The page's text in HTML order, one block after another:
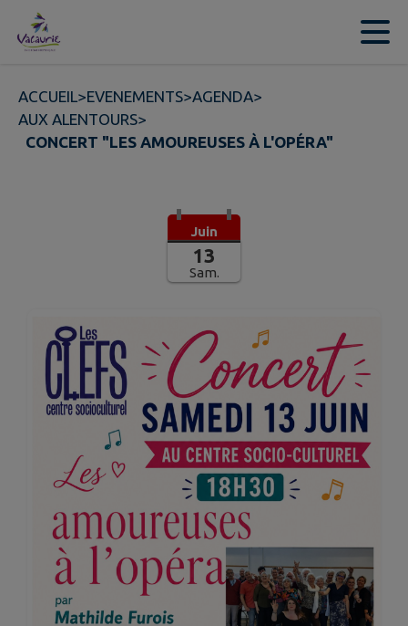
Contenu
ACCUEIL>EVENEMENTS>AGENDA>
AUX ALENTOURS>
CONCERT "LES AMOUREUSES À L'OPÉRA"
Juin
13
Sam.